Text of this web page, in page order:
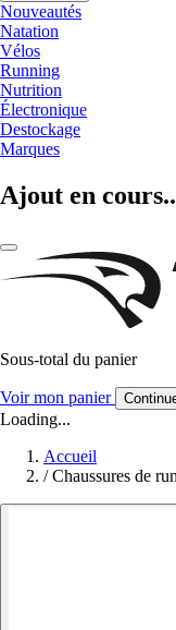
Nouveautés
Natation
Vélos
Running
Nutrition
Électronique
Destockage
Marques
Ajout en
Sous-total du panier
Voir mon panier
Loading...
Accueil
/ Chaussures de